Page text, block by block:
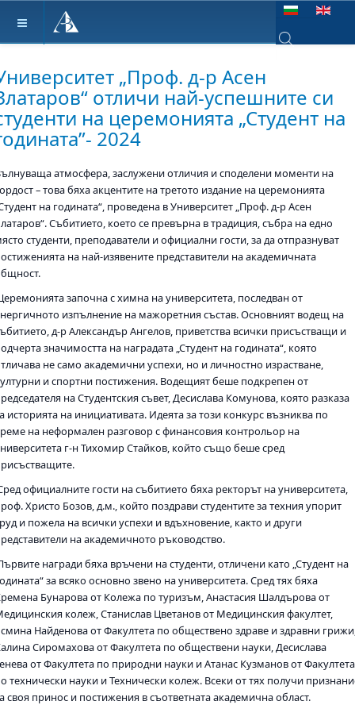
Изберете език
„Проф. д-р Асен
отличи най-успешните си
на церемонията „Студент на
2024
атмосфера, заслужени отличия и споделени моменти на
– това бяха акцентите на третото издание на церемонията
на годината“, проведена в Университет „Проф. д-р Асен
Събитието, което се превърна в традиция, събра на едно
студенти, преподаватели и официални гости, за да отпразнуват
на най-изявените представители на академичната
започна с химна на университета, последван от
изпълнение на мажоретния състав. Основният водещ на
д-р Александър Ангелов, приветства всички присъстващи и
значимостта на наградата „Студент на годината“, която
не само академични успехи, но и личностно израстване,
и спортни постижения. Водещият беше подкрепен от
на Студентския съвет, Десислава Комунова, която разказа
историята на инициативата. Идеята за този конкурс възниква по
на неформален разговор с финансовия контрольор на
г-н Тихомир Стайков, който също беше сред
официалните гости на събитието бяха ректорът на университета,
Христо Бозов, д.м., който поздрави студентите за техния упорит
и пожела на всички успехи и вдъхновение, както и други
на академичното ръководство.
награди бяха връчени на студенти, отличени като „Студент на
за всяко основно звено на университета. Сред тях бяха
Бунарова от Колежа по туризъм, Анастасия Шалдърова от
колеж, Станислав Цветанов от Медицинския факултет,
Найденова от Факултета по обществено здраве и здравни
Сиромахова от Факултета по обществени науки, Десислава
от Факултета по природни науки и Атанас Кузманов от Факултета
технически науки и Технически колеж. Всеки от тях получи
своя принос и постижения в съответната академична област.